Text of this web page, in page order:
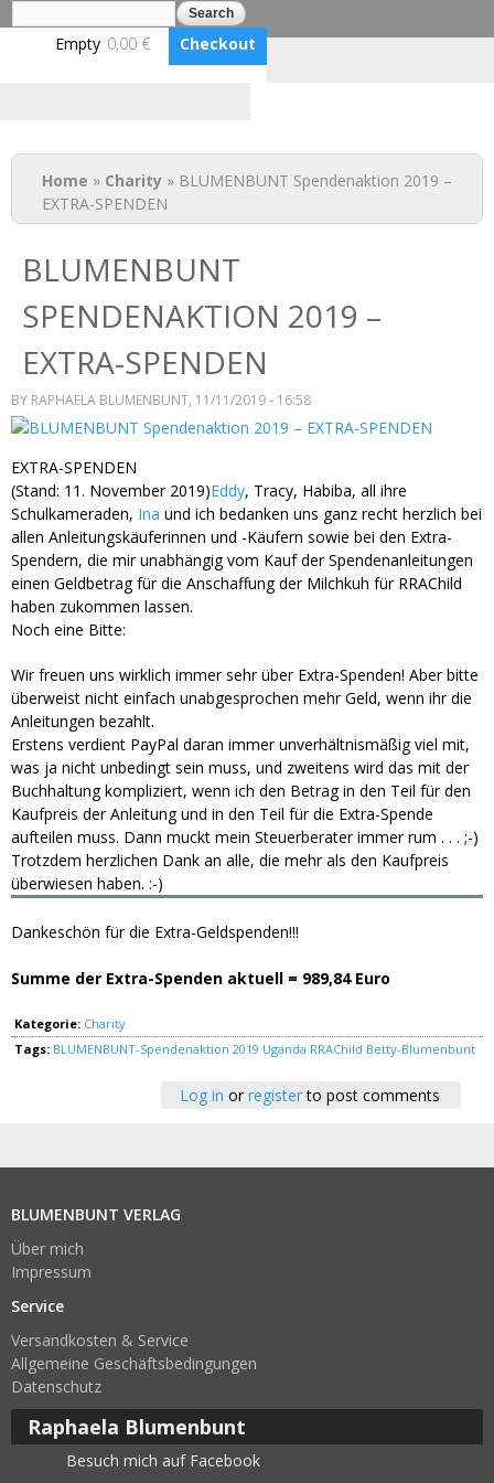
Skip to
main
Search form
Empty 0,00 € Checkout
You are here
Home » Charity » BLUMENBUNT Spendenaktion 2019 –
EXTRA-SPENDEN
BLUMENBUNT
SPENDENAKTION 2019 –
EXTRA-SPENDEN
BY RAPHAELA BLUMENBUNT, 11/11/2019 - 16:58
EXTRA-SPENDEN
(Stand: 11. November 2019)Eddy, Tracy, Habiba, all ihre
Schulkameraden, Ina und ich bedanken uns ganz recht herzlich bei
allen Anleitungskäuferinnen und -Käufern sowie bei den Extra-
Spendern, die mir unabhängig vom Kauf der Spendenanleitungen
einen Geldbetrag für die Anschaffung der Milchkuh für RRAChild
haben zukommen lassen.
Noch eine Bitte:
Wir freuen uns wirklich immer sehr über Extra-Spenden! Aber bitte
überweist nicht einfach unabgesprochen mehr Geld, wenn ihr die
Anleitungen bezahlt.
Erstens verdient PayPal daran immer unverhältnismäßig viel mit,
was ja nicht unbedingt sein muss, und zweitens wird das mit der
Buchhaltung kompliziert, wenn ich den Betrag in den Teil für den
Kaufpreis der Anleitung und in den Teil für die Extra-Spende
aufteilen muss. Dann muckt mein Steuerberater immer rum . . . ;-)
Trotzdem herzlichen Dank an alle, die mehr als den Kaufpreis
überwiesen haben. :-)
Dankeschön für die Extra-Geldspenden!!!
Summe der Extra-Spenden aktuell = 989,84 Euro
Kategorie: Charity
Tags: BLUMENBUNT-Spendenaktion 2019 Uganda RRAChild Betty-Blumenbunt
Log in or registerto post comments
BLUMENBUNT VERLAG
Über mich
Impressum
Service
Versandkosten & Service
Allgemeine Geschäftsbedingungen
Datenschutz
Raphaela Blumenbunt
Besuch mich auf Facebook